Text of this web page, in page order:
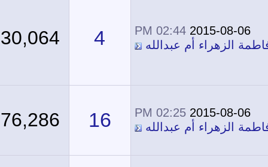
2015-08-06
02:44 PM
الزهراء أم عبدالله
4
30,064
2015-08-06
02:25 PM
الزهراء أم عبدالله
16
76,286